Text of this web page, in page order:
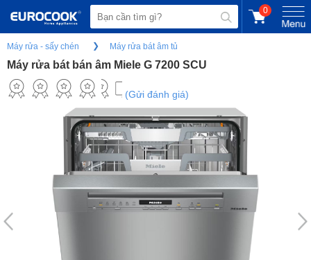
0
Máy rửa - sấy chén Máy rửa bát âm tủ
Máy rửa bát bán âm Miele G 7200 SCU
(Gửi đánh giá)